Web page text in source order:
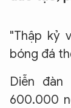
"Thập kỷ
bóng đá
Diễn
600.000